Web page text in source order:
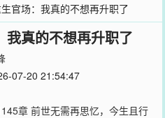
官场：我真的不想再升职了
我真的不想再升职了
07-20 21:54:47
章 前世无需再思忆，今生且行